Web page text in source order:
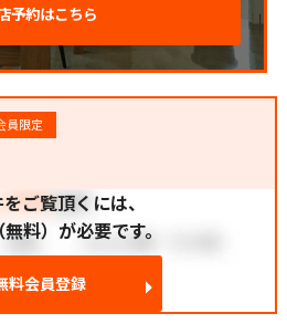
予約はこちら
員限定
ご覧頂くには、
料）が必要です。
料会員登録